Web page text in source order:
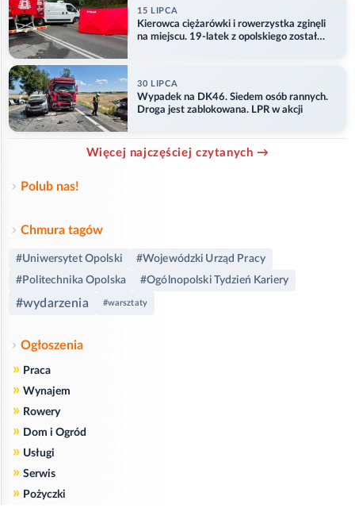
15 LIPCA
Kierowca ciężarówki i rowerzystka zginęli
na miejscu. 19-latek z opolskiego został
30 LIPCA
Wypadek na DK46. Siedem osób rannych.
Droga jest zablokowana. LPR w akcji
Więcej najczęściej czytanych →
Polub nas!
Chmura tagów
#Uniwersytet Opolski
#Wojewódzki Urząd Pracy
#Politechnika Opolska
#Ogólnopolski Tydzień Kariery
#wydarzenia #warsztaty
Ogłoszenia
» Praca
» Wynajem
» Rowery
» Dom i Ogród
» Usługi
» Serwis
» Pożyczki